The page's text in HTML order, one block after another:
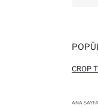
CROP
ANA SAYFA